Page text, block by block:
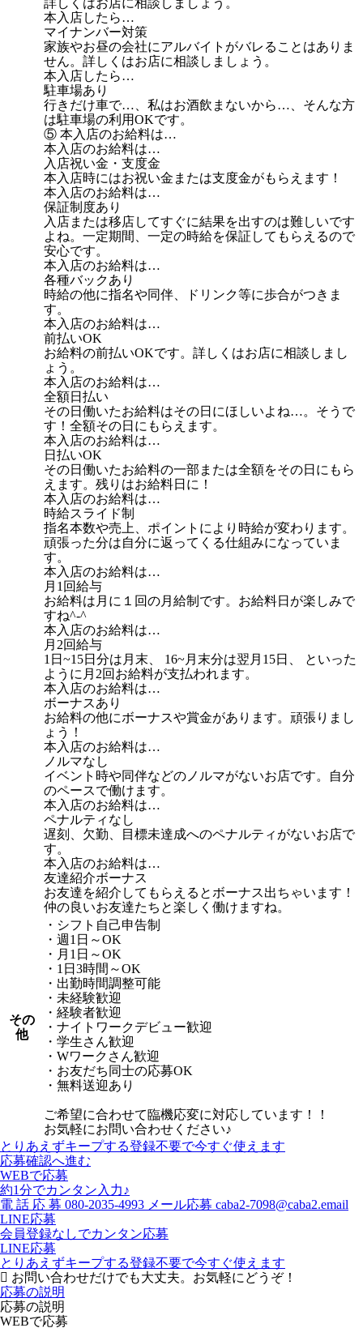
本入店したら…
マイナンバー対策
家族やお昼の会社にアルバイトがバレることはありま
せん。詳しくはお店に相談しましょう。
本入店したら…
駐車場あり
行きだけ車で…、私はお酒飲まないから…、そんな方
は駐車場の利用OKです。
⑤ 本入店のお給料は…
本入店のお給料は…
入店祝い金・支度金
本入店時にはお祝い金または支度金がもらえます！
本入店のお給料は…
保証制度あり
入店または移店してすぐに結果を出すのは難しいです
よね。一定期間、一定の時給を保証してもらえるので
安心です。
本入店のお給料は…
各種バックあり
時給の他に指名や同伴、ドリンク等に歩合がつきま
す。
本入店のお給料は…
前払いOK
お給料の前払いOKです。詳しくはお店に相談しまし
ょう。
本入店のお給料は…
全額日払い
その日働いたお給料はその日にほしいよね…。そうで
す！全額その日にもらえます。
本入店のお給料は…
日払いOK
その日働いたお給料の一部または全額をその日にもら
えます。残りはお給料日に！
本入店のお給料は…
時給スライド制
指名本数や売上、ポイントにより時給が変わります。
頑張った分は自分に返ってくる仕組みになっていま
す。
本入店のお給料は…
月1回給与
お給料は月に１回の月給制です。お給料日が楽しみで
すね^-^
本入店のお給料は…
月2回給与
1日~15日分は月末、 16~月末分は翌月15日、 といった
ように月2回お給料が支払われます。
本入店のお給料は…
ボーナスあり
お給料の他にボーナスや賞金があります。頑張りまし
ょう！
本入店のお給料は…
ノルマなし
イベント時や同伴などのノルマがないお店です。自分
のペースで働けます。
本入店のお給料は…
ペナルティなし
遅刻、欠勤、目標未達成へのペナルティがないお店で
す。
本入店のお給料は…
友達紹介ボーナス
お友達を紹介してもらえるとボーナス出ちゃいます！
仲の良いお友達たちと楽しく働けますね。
その
他
・シフト自己申告制
・週1日～OK
・月1日～OK
・1日3時間～OK
・出勤時間調整可能
・未経験歓迎
・経験者歓迎
・ナイトワークデビュー歓迎
・学生さん歓迎
・Wワークさん歓迎
・お友だち同士の応募OK
・無料送迎あり
ご希望に合わせて臨機応変に対応しています！！
お気軽にお問い合わせください♪
とりあえずキープする登録不要で今すぐ使えます
応募確認へ進む
WEBで応募
約1分でカンタン入力♪
電 話 応 募 080-2035-4993 メール応募 caba2-7098@caba2.email
LINE応募
会員登録なしでカンタン応募
LINE応募
とりあえずキープする登録不要で今すぐ使えます
お問い合わせだけでも大丈夫。お気軽にどうぞ！
応募の説明
応募の説明
WEBで応募